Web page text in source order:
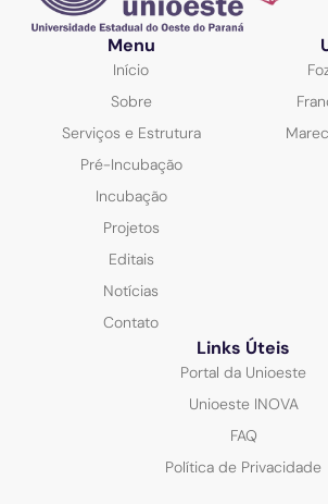
Menu
Início
Sobre
Serviços e Estrutura
Pré-Incubação
Incubação
Projetos
Editais
Notícias
Contato
Links Úteis
Portal da Unioeste
Unioeste INOVA
FAQ
Política de Privacidade